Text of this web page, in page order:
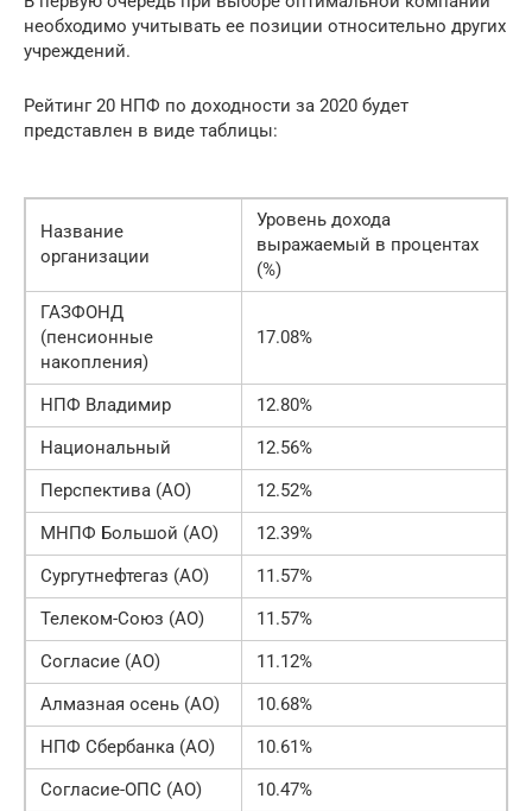
необходимо учитывать ее позиции относительно других
учреждений.
Рейтинг 20 НПФ по доходности за 2020 будет
представлен в виде таблицы:
Название
организации
Уровень дохода
выражаемый в процентах
(%)
ГАЗФОНД
(пенсионные
накопления)
17.08%
НПФ Владимир
12.80%
Национальный
12.56%
Перспектива (АО)
12.52%
МНПФ Большой (АО)
12.39%
Сургутнефтегаз (АО)
11.57%
Телеком-Союз (АО)
11.57%
Согласие (АО)
11.12%
Алмазная осень (АО)
10.68%
НПФ Сбербанка (АО)
10.61%
Согласие-ОПС (АО)
10.47%